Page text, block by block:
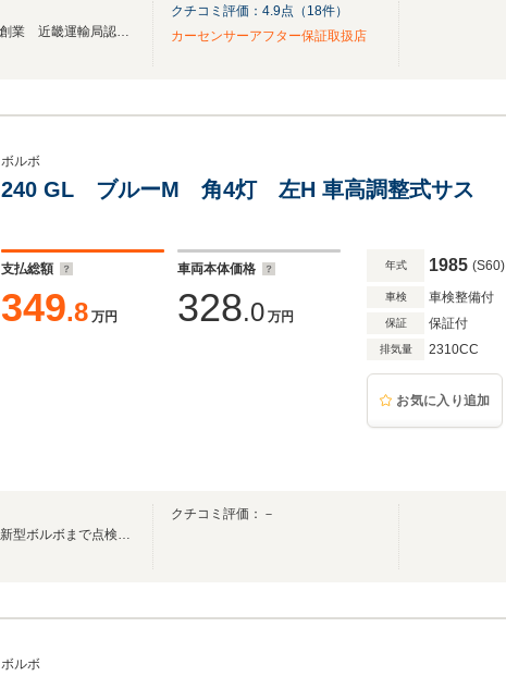
欧州車の専門店として2004年7月創業 近畿運輸局認証整備工場を併設
クチコミ評価： 4.9点（ 18件）
カーセンサーアフター保証取扱店
ボルボ
240 GL ブルーM 角4灯 左H 車高調整式サス
支払総額
349.8 万円
車両本体価格
328.0 万円
年式 1985 (S60)
車検 車検整備付
保証 保証付
排気量 2310CC
お気に入り追加
☆ボルボ専門店☆２４０を中心に新型ボルボまで点検整備保証付車をお届けいたします☆
クチコミ評価：－
ボルボ